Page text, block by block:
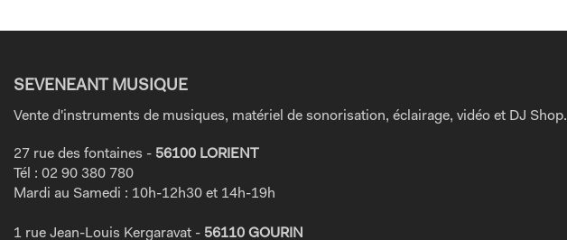
SEVENEANT MUSIQUE
Vente d'instruments de musiques, matériel de sonorisation, éclairage, vidéo et DJ Shop.
27 rue des fontaines - 56100 LORIENT
Tél : 02 90 380 780
Mardi au Samedi : 10h-12h30 et 14h-19h
1 rue Jean-Louis Kergaravat - 56110 GOURIN